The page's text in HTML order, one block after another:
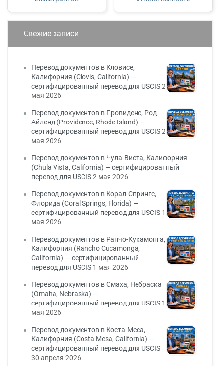
Свежие записи
Перевод документов в Кловисе,
Калифорния (Clovis, California) —
сертифицированный перевод для USCIS2
мая 2026
Перевод документов в Провиденс, Род-
Айленд (Providence, Rhode Island) —
сертифицированный перевод для USCIS2
мая 2026
Перевод документов в Чула-Виста, Калифорния
(Chula Vista, California) — сертифицированный
перевод для USCIS2 мая 2026
Перевод документов в Корал-Спрингс,
Флорида (Coral Springs, Florida) —
сертифицированный перевод для USCIS 1
мая 2026
Перевод документов в Ранчо-Кукамонга,
Калифорния (Rancho Cucamonga,
California) — сертифицированный
перевод для USCIS 1 мая 2026
Перевод документов в Омаха, Небраска
(Omaha, Nebraska) —
сертифицированный перевод для USCIS 1
мая 2026
Перевод документов в Коста-Меса,
Калифорния (Costa Mesa, California) —
сертифицированный перевод для USCIS
30 апреля 2026